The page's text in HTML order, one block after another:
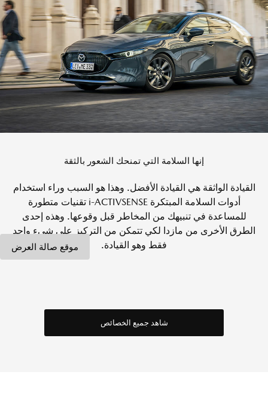
موقع صالة العرض
إنها السلامة التي تمنحك الشعور بالثقة
القيادة الواثقة هي القيادة الأفضل. وهذا هو السبب وراء استخدام
أدوات السلامة المبتكرة i-ACTIVSENSE تقنيات متطورة
للمساعدة في تنبيهك من المخاطر قبل وقوعها. وهذه إحدى
الطرق الأخرى من مازدا لكي تتمكن من التركيز على شيء واحد
فقط وهو القيادة.
شاهد جميع الخصائص